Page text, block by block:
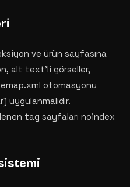
ve ürün sayfasına
alt text'li görseller,
otomasyonu
tag sayfaları noindex